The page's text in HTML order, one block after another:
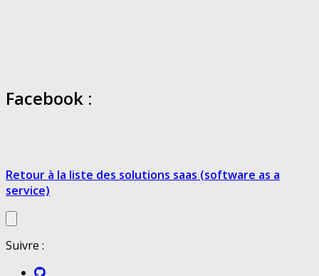
Facebook :
Retour à la liste des solutions saas (software as a
service)
Suivre :